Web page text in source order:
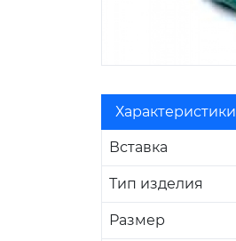
Характеристики
Вставка
Тип изделия
Размер